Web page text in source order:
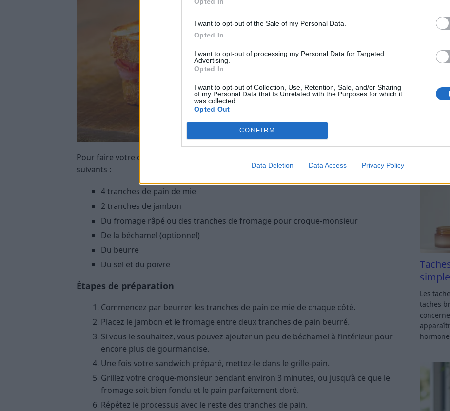
I want to opt-out of the Sale of my Personal Data.
Opted In
I want to opt-out of processing my Personal Data for Targeted
Advertising.
Opted In
I want to opt-out of Collection, Use, Retention, Sale, and/or Sharing
of my Personal Data that Is Unrelated with the Purposes for which it
was collected.
Opted Out
CONFIRM
Data Deletion Data Access Privacy Policy
Pour faire votre croque-monsieur à la maison, vous aurez besoin des ingrédients
suivants :
4 tranches de pain de mie
2 tranches de jambon
Du fromage râpé ou des tranches de fromage pour croque-monsieur
De la béchamel (optionnel)
Du beurre
Du sel et du poivre
Étapes de préparation
Commencez par beurrer les tranches de pain de mie de chaque côté.
Placez le jambon et le fromage entre deux tranches de pain beurré.
Si vous le souhaitez, vous pouvez ajouter un peu de béchamel à l’intérieur pour
encore plus de gourmandise.
Une fois votre sandwich préparé, mettez-le dans le grille-pain.
Grillez votre croque-monsieur pendant environ 3 minutes, ou jusqu’à ce que le
fromage soit bien fondu et le pain parfaitement doré.
Répétez le processus avec le reste des tranches de pain.
graisse
les plus
Les
taches